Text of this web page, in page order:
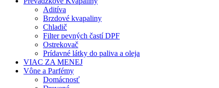
Aditíva
Brzdové kvapaliny
Chladič
Filter pevných častí DPF
Ostrekovač
Prídavné látky do paliva a oleja
VIAC ZA MENEJ
Vône a Parfémy
Domácnosť